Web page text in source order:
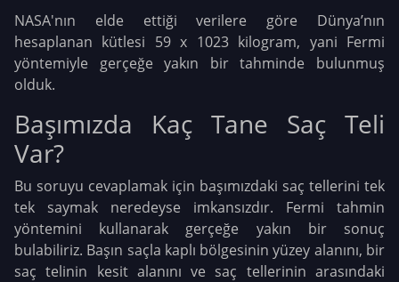
NASA'nın elde ettiği verilere göre Dünya’nın
hesaplanan kütlesi 59 x 1023 kilogram, yani Fermi
yöntemiyle gerçeğe yakın bir tahminde bulunmuş
olduk.
Başımızda Kaç Tane Saç Teli
Var?
Bu soruyu cevaplamak için başımızdaki saç tellerini tek
tek saymak neredeyse imkansızdır. Fermi tahmin
yöntemini kullanarak gerçeğe yakın bir sonuç
bulabiliriz. Başın saçla kaplı bölgesinin yüzey alanını, bir
saç telinin kesit alanını ve saç tellerinin arasındaki